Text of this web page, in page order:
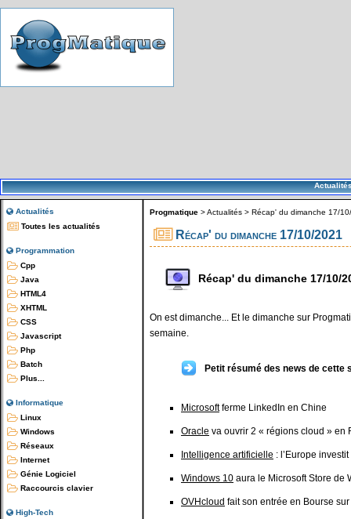
Actualités
Toutes les actualités
Programmation
Cpp
Java
HTML4
XHTML
CSS
Javascript
Php
Batch
Plus...
Informatique
Linux
Windows
Réseaux
Internet
Génie Logiciel
Raccourcis clavier
High-Tech
Progmatique >Actualités > Récap' du dimanche 17/
Récap' du dimanche 17/10/2021
Récap' du dimanche 17/10/
On est dimanche... Et le dimanche sur
semaine.
Petit résumé des news de cette
Microsoftferme LinkedIn en Chine
Oracle va ouvrir 2 « régions cloud » en
Intelligence artificielle : l’Europe
Windows 10 aura le Microsoft Store de
OVHcloud fait son entrée en Bourse